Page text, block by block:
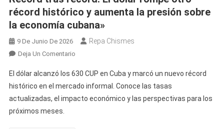
récord histórico y aumenta la presión sobre
la economía cubana»
9 De Junio De 2026 Repa Chismes
Deja Un ComentarioEn
Tras
Récord:
El
El dólar alcanzó los 630 CUP en Cuba y marcó un nuevo récord
histórico en el mercado informal. Conoce las tasas
actualizadas, el impacto económico y las perspectivas para los
próximos meses.